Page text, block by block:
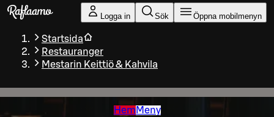
Gå till huvudinnehållet
Logga in Sök Öppna mobilmenyn
Startsida
Restauranger
Mestarin Keittiö & Kahvila
Hem Meny